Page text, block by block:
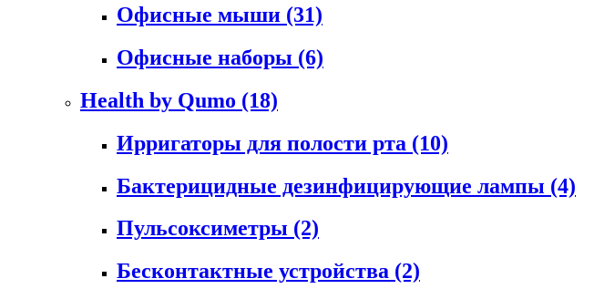
Офисные мыши (31)
Офисные наборы (6)
Health by Qumo (18)
Ирригаторы для полости рта (10)
Бактерицидные дезинфицирующие лампы (4)
Пульсоксиметры (2)
Бесконтактные устройства (2)